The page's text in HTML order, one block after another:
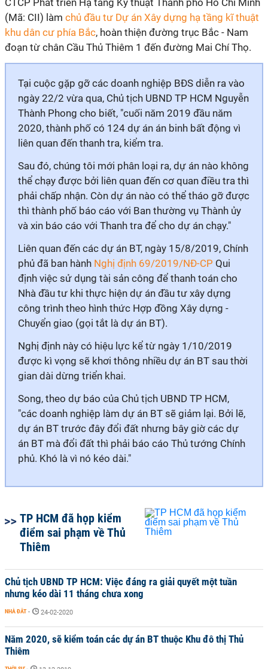
CTCP Phát triển Hạ tầng Kỹ thuật Thành phố Hồ Chí Minh
(Mã: CII) làm chủ đầu tư Dự án Xây dựng hạ tầng kĩ thuật
khu dân cư phía Bắc, hoàn thiện đường trục Bắc - Nam
đoạn từ chân Cầu Thủ Thiêm 1 đến đường Mai Chí Thọ.
Tại cuộc gặp gỡ các doanh nghiệp BĐS diễn ra vào
ngày 22/2 vừa qua, Chủ tịch UBND TP HCM Nguyễn
Thành Phong cho biết, "cuối năm 2019 đầu năm
2020, thành phố có 124 dự án án binh bất động vì
liên quan đến thanh tra, kiểm tra.
Sau đó, chúng tôi mới phân loại ra, dự án nào không
thể chạy được bởi liên quan đến cơ quan điều tra thì
phải chấp nhận. Còn dự án nào có thể tháo gỡ được
thì thành phố báo cáo với Ban thường vụ Thành ủy
và xin báo cáo với Thanh tra để cho dự án chạy."
Liên quan đến các dự án BT, ngày 15/8/2019, Chính
phủ đã ban hành Nghị định 69/2019/NĐ-CP Qui
định việc sử dụng tài sản công để thanh toán cho
Nhà đầu tư khi thực hiện dự án đầu tư xây dựng
công trình theo hình thức Hợp đồng Xây dựng -
Chuyển giao (gọi tắt là dự án BT).
Nghị định này có hiệu lực kể từ ngày 1/10/2019
được kì vọng sẽ khơi thông nhiều dự án BT sau thời
gian dài dừng triển khai.
Song, theo dự báo của Chủ tịch UBND TP HCM,
"các doanh nghiệp làm dự án BT sẽ giảm lại. Bởi lẽ,
dự án BT trước đây đổi đất nhưng bây giờ các dự
án BT mà đổi đất thì phải báo cáo Thủ tướng Chính
phủ. Khó là vì nó kéo dài."
TP HCM đã họp kiểm
điểm sai phạm về Thủ
Thiêm
Chủ tịch UBND TP HCM: Việc đáng ra giải quyết một tuần
nhưng kéo dài 11 tháng chưa xong
NHÀ ĐẤT - 24-02-2020
Năm 2020, sẽ kiểm toán các dự án BT thuộc Khu đô thị Thủ
Thiêm